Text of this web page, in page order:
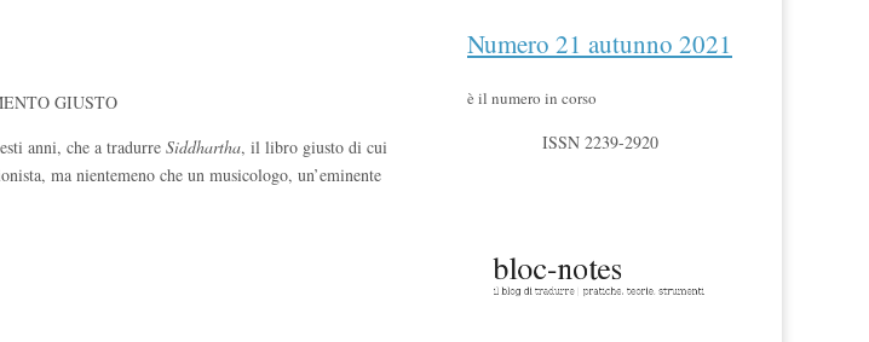
GIUSTO
anni, che a tradurre Siddhartha, il libro giusto di cui
ma nientemeno che un musicologo, un’eminente
Numero 21 autunno 2021
è il numero in corso
ISSN 2239-2920